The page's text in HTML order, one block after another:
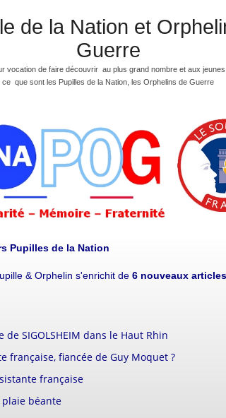
de la Nation et
Guerre
vocation de faire découvrir au plus grand nombre et aux
ce que sont les Pupilles de la Nation, les Orphelins de Guerre
Pupilles de la Nation
& Orphelin s'enrichit de 6 nouveaux
SIGOLSHEIM dans le Haut Rhin
française, fiancée de Guy Moquet ?
française
béante